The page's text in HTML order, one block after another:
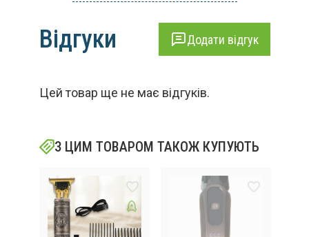
Відгуки Додати відгук
Цей товар ще не має відгуків.
З ЦИМ ТОВАРОМ ТАКОЖ КУПУЮТЬ